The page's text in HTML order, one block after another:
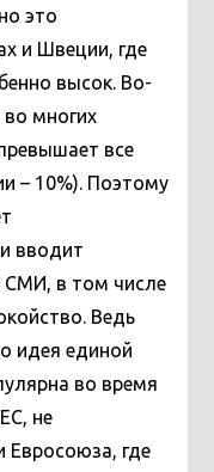
это
и Швеции, где
высок. Во-
многих
все
– 10%). Поэтому
вводит
СМИ, в том числе
Ведь
идея единой
во время
не
Евросоюза, где